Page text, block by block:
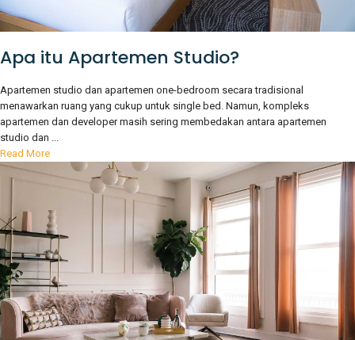
Apa itu Apartemen Studio?
Apartemen studio dan apartemen one-bedroom secara tradisional
menawarkan ruang yang cukup untuk single bed. Namun, kompleks
apartemen dan developer masih sering membedakan antara apartemen
studio dan ...
Read More